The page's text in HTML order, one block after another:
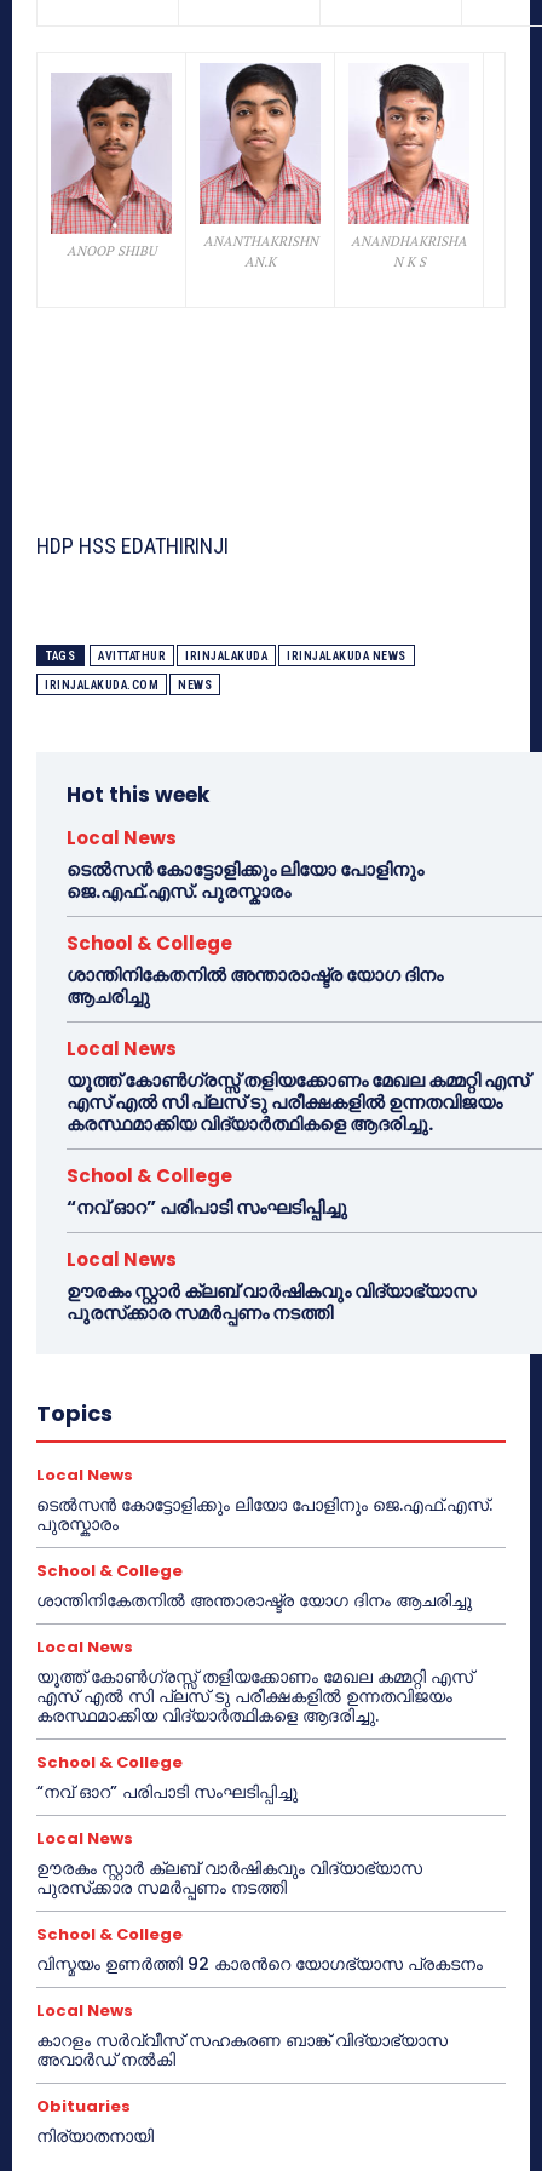
ANOOP SHIBU
ANANTHAKRISHN
AN.K
ANANDHAKRISHA
N K S
HDP HSS EDATHIRINJI
TAGS AVITTATHUR IRINJALAKUDA IRINJALAKUDA NEWS
IRINJALAKUDA.COM NEWS
Hot this week
Local News
ടെൽസൻ കോട്ടോളിക്കും ലിയോ പോളിനും
ജെ.എഫ്.എസ്. പുരസ്കാരം
School & College
ശാന്തിനികേതനിൽ അന്താരാഷ്ട്ര യോഗ ദിനം
ആചരിച്ചു
Local News
യൂത്ത് കോൺഗ്രസ്സ് തളിയക്കോണം മേഖല കമ്മറ്റി എസ്
എസ് എൽ സി പ്ലസ് ടു പരീക്ഷകളിൽ ഉന്നതവിജയം
കരസ്ഥമാക്കിയ വിദ്യാർത്ഥികളെ ആദരിച്ചു.
School & College
“നവ് ഓറ” പരിപാടി സംഘടിപ്പിച്ചു
Local News
ഊരകം സ്റ്റാർ ക്ലബ് വാർഷികവും വിദ്യാഭ്യാസ
പുരസ്‌ക്കാര സമർപ്പണം നടത്തി
Topics
Local News
ടെൽസൻ കോട്ടോളിക്കും ലിയോ പോളിനും ജെ.എഫ്.എസ്.
പുരസ്കാരം
School & College
ശാന്തിനികേതനിൽ അന്താരാഷ്ട്ര യോഗ ദിനം ആചരിച്ചു
Local News
യൂത്ത് കോൺഗ്രസ്സ് തളിയക്കോണം മേഖല കമ്മറ്റി എസ്
എസ് എൽ സി പ്ലസ് ടു പരീക്ഷകളിൽ ഉന്നതവിജയം
കരസ്ഥമാക്കിയ വിദ്യാർത്ഥികളെ ആദരിച്ചു.
School & College
“നവ് ഓറ” പരിപാടി സംഘടിപ്പിച്ചു
Local News
ഊരകം സ്റ്റാർ ക്ലബ് വാർഷികവും വിദ്യാഭ്യാസ
പുരസ്‌ക്കാര സമർപ്പണം നടത്തി
School & College
വിസ്മയം ഉണർത്തി 92 കാരൻറെ യോഗഭ്യാസ പ്രകടനം
Local News
കാറളം സർവ്വീസ് സഹകരണ ബാങ്ക് വിദ്യാഭ്യാസ
അവാർഡ് നൽകി
Obituaries
നിര്യാതനായി